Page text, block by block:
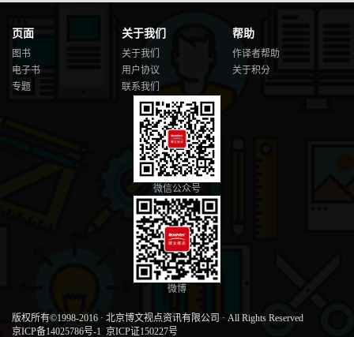
页面
图书
电子书
专题
关于我们
关于我们
用户协议
联系我们
帮助
作译者帮助
关于积分
微信公众号
微博
版权所有©1998-2016 · 北京博文视点资讯有限公司 · All Rights Reserved
京ICP备14025786号-1 京ICP证150227号